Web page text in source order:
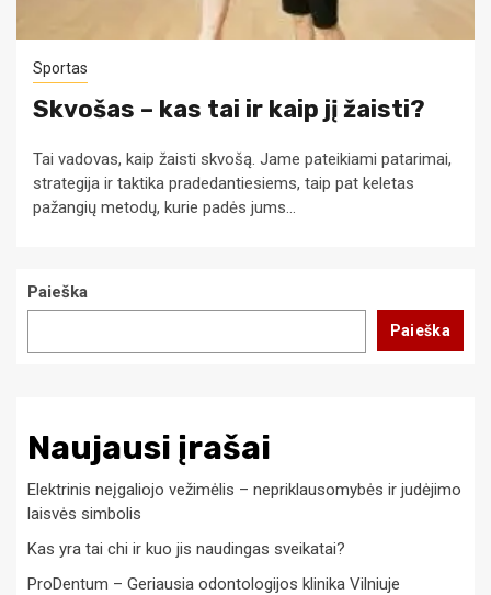
Sportas
Skvošas – kas tai ir kaip jį žaisti?
Tai vadovas, kaip žaisti skvošą. Jame pateikiami patarimai,
strategija ir taktika pradedantiesiems, taip pat keletas
pažangių metodų, kurie padės jums...
Paieška
Paieška
Naujausi įrašai
Elektrinis neįgaliojo vežimėlis – nepriklausomybės ir judėjimo
laisvės simbolis
Kas yra tai chi ir kuo jis naudingas sveikatai?
ProDentum – Geriausia odontologijos klinika Vilniuje